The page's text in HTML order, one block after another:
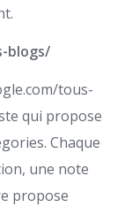
blogs/
tous-
qui propose
Chaque
une note
propose